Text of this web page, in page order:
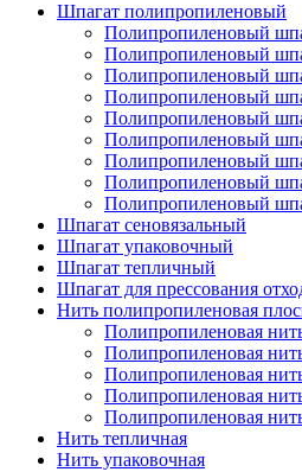
Шпагат полипропиленовый
Полипропиленовый
Полипропиленовый
Полипропиленовый
Полипропиленовый
Полипропиленовый
Полипропиленовый
Полипропиленовый
Полипропиленовый
Полипропиленовый
Шпагат сеновязальный
Шпагат упаковочный
Шпагат тепличный
Шпагат для прессования
Нить полипропиленовая
Полипропиленовая
Полипропиленовая
Полипропиленовая
Полипропиленовая
Полипропиленовая
Нить тепличная
Нить упаковочная